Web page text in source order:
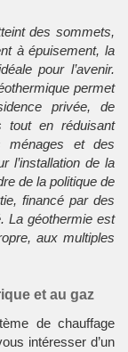
des sommets,
à épuisement, la
pour l’avenir.
permet
privée, de
tout en réduisant
ménages et des
l’installation de la
de la politique de
financé par des
La géothermie est
aux multiples
et au gaz
de chauffage
intéresser d’un